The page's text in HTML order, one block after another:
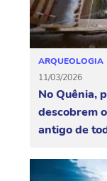
ARQUEOLOGIA
11/03/2026
No Quênia,
descobrem
antigo de